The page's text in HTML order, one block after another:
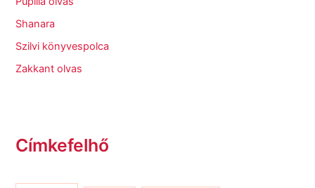
Shanara
Szilvi könyvespolca
Zakkant olvas
Címkefelhő